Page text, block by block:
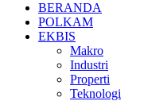
BERANDA
POLKAM
EKBIS
Makro
Industri
Properti
Teknologi